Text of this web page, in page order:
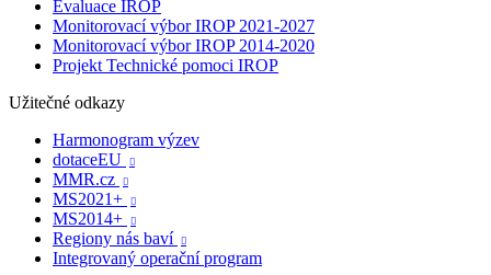
Evaluace IROP
Monitorovací výbor IROP 2021-2027
Monitorovací výbor IROP 2014-2020
Projekt Technické pomoci IROP
Užitečné odkazy
Harmonogram výzev
dotaceEU

MMR.cz 
MS2021+ 
MS2014+ 
Regiony nás baví 
Integrovaný operační program